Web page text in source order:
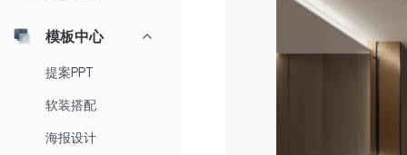
模板中心
提案PPT
软装搭配
海报设计